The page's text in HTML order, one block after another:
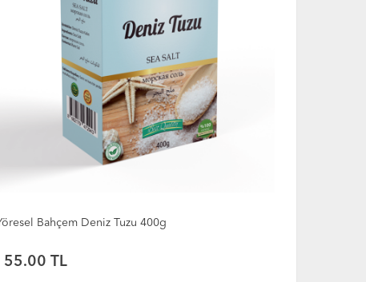
Bahçem Deniz Tuzu 400g
55.00 TL